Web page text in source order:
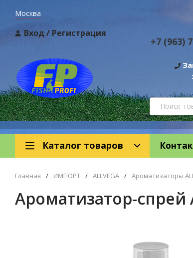
Москва
Вход/ Регистрация
+7 (963)
Каталог товаров
Главная / ИМПОРТ / ALLVEGA / Ароматизаторы
Ароматизатор-спрей